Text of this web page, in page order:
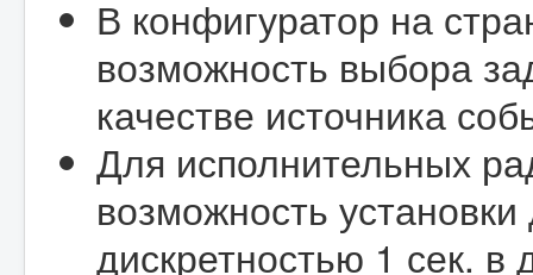
В конфигуратор на
возможность выбора
качестве источника
Для исполнительных
возможность
дискретностью 1 сек. в